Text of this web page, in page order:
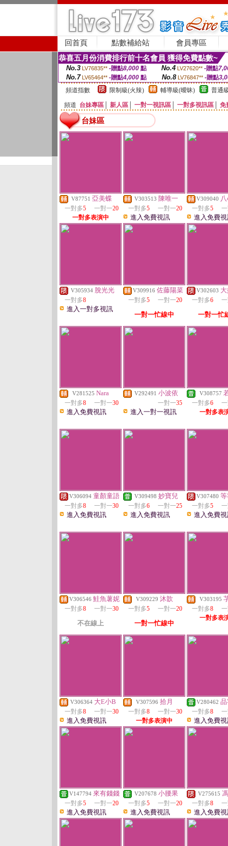
回首頁 點數補給站 會員專區
恭喜五月份消費排行前十名會員 獲得免費點數~
No.3 LV76835** -贈點8,000點 No.4 LV27620** -贈點
No.7 LV65464** -贈點4,000 點 No.8 LV76847** -贈點
頻道指數
限制級(火辣) 輔導級(曖昧) 普通
頻道 台妹專區 新人區 一對一視訊區 一對多視訊區 免
台妹區
V87751 亞美蝶
一對多5 一對一20
一對多表演中
V303513 陳唯一
一對多5 一對一20
進入免費視訊
V309040
一對多5
進入免費
V305934 脫光光
一對多8
進入一對多視訊
V309916 佐藤陽菜
一對多5 一對一20
一對一忙線中
V302603
一對多6
一對一忙
V281525 Nara
一對多8 一對一30
進入免費視訊
V292491 小波依
一對一35
進入一對一視訊
V308757
一對多6
一對多表
V306094 童顏童語
一對多8 一對一30
進入免費視訊
V309498 妙寶兒
一對多6 一對一25
進入免費視訊
V307480
一對多5
進入免費
V306546 鮭魚薯妮
一對多8 一對一30
不在線上
V309229 沐歆
一對多5 一對一20
一對一忙線中
V303195
一對多8
一對多表
V306364 大E小B
一對多8 一對一30
進入免費視訊
V307596 拾月
一對多8 一對一30
一對多表演中
V280462
一對多8
進入免費
V147794 來有錢錢
一對多5 一對一20
進入免費視訊
V207678 小腰果
一對多5 一對一20
進入免費視訊
V275615
一對多8
進入免費